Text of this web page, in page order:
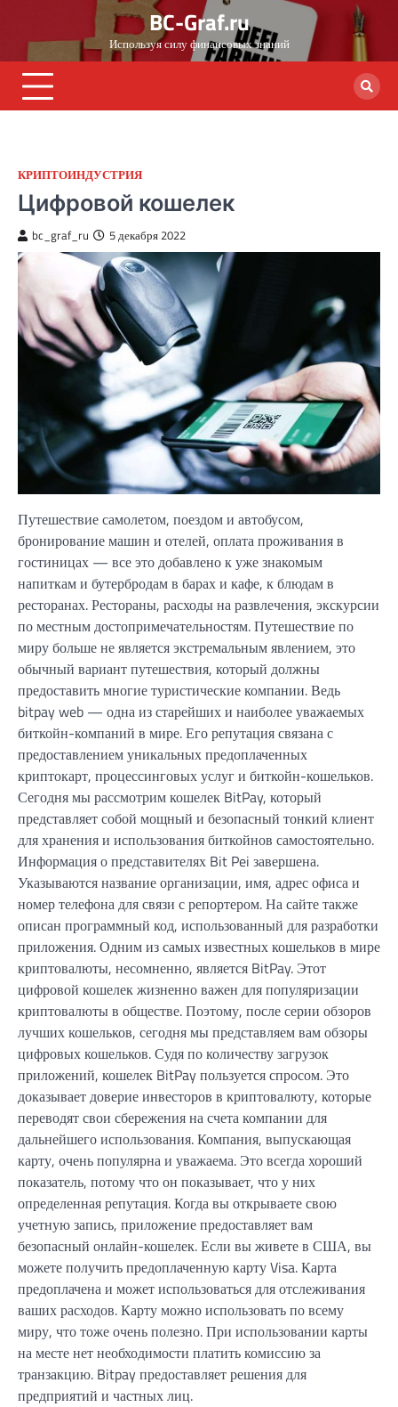
content
BC-Graf.ru
Используя силу финансовых знаний
КРИПТОИНДУСТРИЯ
Цифровой кошелек
bc_graf_ru 5 декабря 2022
Путешествие самолетом, поездом и автобусом,
бронирование машин и отелей, оплата проживания в
гостиницах — все это добавлено к уже знакомым
напиткам и бутербродам в барах и кафе, к блюдам в
ресторанах. Рестораны, расходы на развлечения, экскурсии
по местным достопримечательностям. Путешествие по
миру больше не является экстремальным явлением, это
обычный вариант путешествия, который должны
предоставить многие туристические компании. Ведь
bitpay web — одна из старейших и наиболее уважаемых
биткойн-компаний в мире. Его репутация связана с
предоставлением уникальных предоплаченных
криптокарт, процессинговых услуг и биткойн-кошельков.
Сегодня мы рассмотрим кошелек BitPay, который
представляет собой мощный и безопасный тонкий клиент
для хранения и использования биткойнов самостоятельно.
Информация о представителях Bit Pei завершена.
Указываются название организации, имя, адрес офиса и
номер телефона для связи с репортером. На сайте также
описан программный код, использованный для разработки
приложения. Одним из самых известных кошельков в мире
криптовалюты, несомненно, является BitPay. Этот
цифровой кошелек жизненно важен для популяризации
криптовалюты в обществе. Поэтому, после серии обзоров
лучших кошельков, сегодня мы представляем вам обзоры
цифровых кошельков. Судя по количеству загрузок
приложений, кошелек BitPay пользуется спросом. Это
доказывает доверие инвесторов в криптовалюту, которые
переводят свои сбережения на счета компании для
дальнейшего использования. Компания, выпускающая
карту, очень популярна и уважаема. Это всегда хороший
показатель, потому что он показывает, что у них
определенная репутация. Когда вы открываете свою
учетную запись, приложение предоставляет вам
безопасный онлайн-кошелек. Если вы живете в США, вы
можете получить предоплаченную карту Visa. Карта
предоплачена и может использоваться для отслеживания
ваших расходов. Карту можно использовать по всему
миру, что тоже очень полезно. При использовании карты
на месте нет необходимости платить комиссию за
транзакцию. Bitpay предоставляет решения для
предприятий и частных лиц.